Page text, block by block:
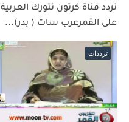
تردد قناة كرتون نتورك العربية
على القمرعرب سات ( بدر)...
ترددات